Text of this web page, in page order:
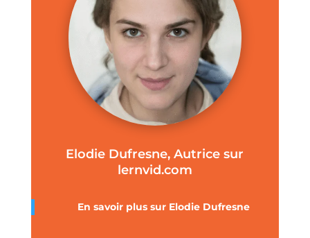
Elodie Dufresne, Autrice sur
lernvid.com
En savoir plus sur Elodie Dufresne